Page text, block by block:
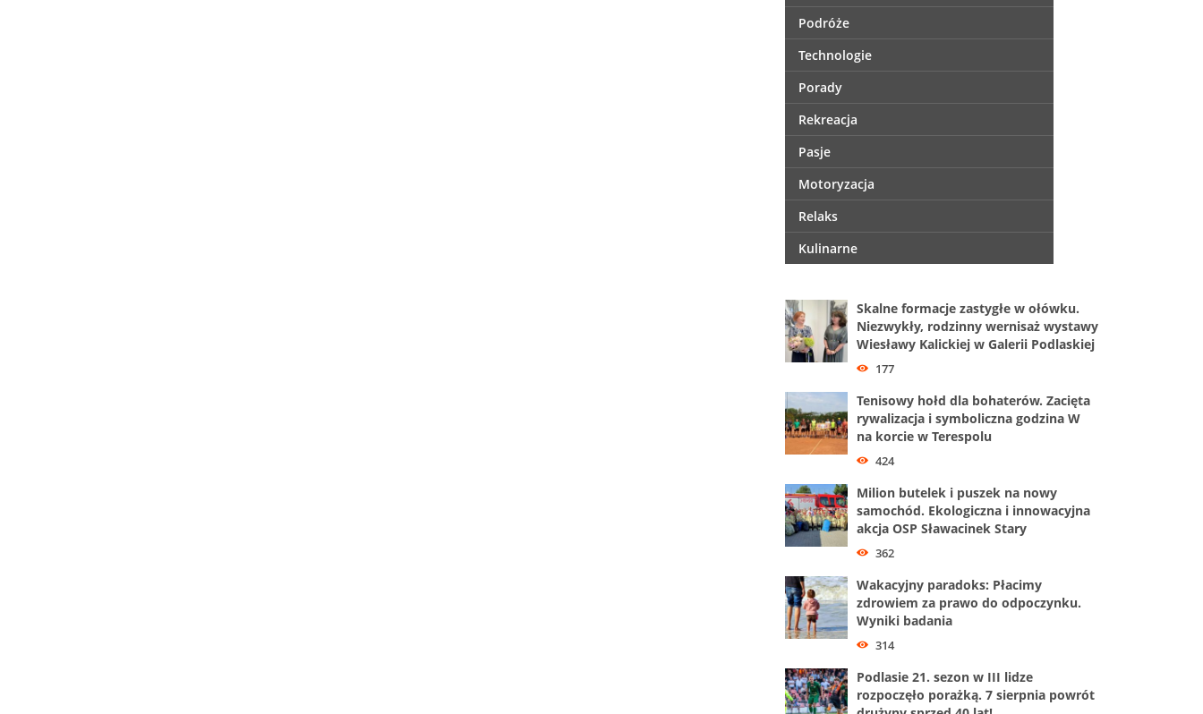
Podróże
Technologie
Porady
Rekreacja
Pasje
Motoryzacja
Relaks
Kulinarne
Skalne formacje zastygłe w ołówku.
Niezwykły, rodzinny wernisaż wystawy
Wiesławy Kalickiej w Galerii Podlaskiej
177
Tenisowy hołd dla bohaterów. Zacięta
rywalizacja i symboliczna godzina W
na korcie w Terespolu
424
Milion butelek i puszek na nowy
samochód. Ekologiczna i innowacyjna
akcja OSP Sławacinek Stary
362
Wakacyjny paradoks: Płacimy
zdrowiem za prawo do odpoczynku.
Wyniki badania
314
Podlasie 21. sezon w III lidze
rozpoczęło porażką. 7 sierpnia powrót